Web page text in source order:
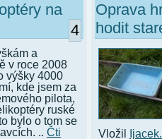
na
4
a
v roce 2008
výšky 4000
kde jsem za
pilota,
ruské
bylo o tom se
.. Čti
Oprava
hodit
Vložil